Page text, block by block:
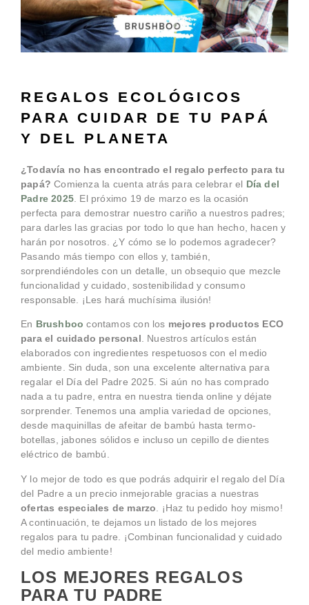
REGALOS ECOLÓGICOS
PARA CUIDAR DE TU PAPÁ
Y DEL PLANETA
¿Todavía no has encontrado el regalo perfecto para tu
papá?Comienza la cuenta atrás para celebrar el Día del
Padre 2025 . El próximo 19 de marzo es la ocasión
perfecta para demostrar nuestro cariño a nuestros padres;
para darles las gracias por todo lo que han hecho, hacen y
harán por nosotros. ¿Y cómo se lo podemos agradecer?
Pasando más tiempo con ellos y, también,
sorprendiéndoles con un detalle, un obsequio que mezcle
funcionalidad y cuidado, sostenibilidad y consumo
responsable. ¡Les hará muchísima ilusión!
En Brushboo contamos con los mejores productos ECO
para el cuidado personal. Nuestros artículos están
elaborados con ingredientes respetuosos con el medio
ambiente. Sin duda, son una excelente alternativa para
regalar el Día del Padre 2025. Si aún no has comprado
nada a tu padre, entra en nuestra tienda online y déjate
sorprender. Tenemos una amplia variedad de opciones,
desde maquinillas de afeitar de bambú hasta termo-
botellas, jabones sólidos e incluso un cepillo de dientes
eléctrico de bambú.
Y lo mejor de todo es que podrás adquirir el regalo del Día
del Padre a un precio inmejorable gracias a nuestras
ofertas especiales de marzo . ¡Haz tu pedido hoy mismo!
A continuación, te dejamos un listado de los mejores
regalos para tu padre. ¡Combinan funcionalidad y cuidado
del medio ambiente!
LOS MEJORES REGALOS
PARA TU PADRE